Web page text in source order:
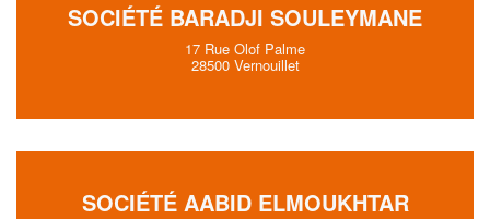
SOCIÉTÉ BARADJI SOULEYMANE
17 Rue Olof Palme
28500 Vernouillet
SOCIÉTÉ AABID ELMOUKHTAR